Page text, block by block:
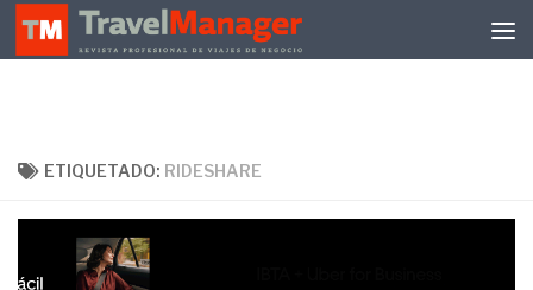
Debajo del contenido
ETIQUETADO: RIDESHARE